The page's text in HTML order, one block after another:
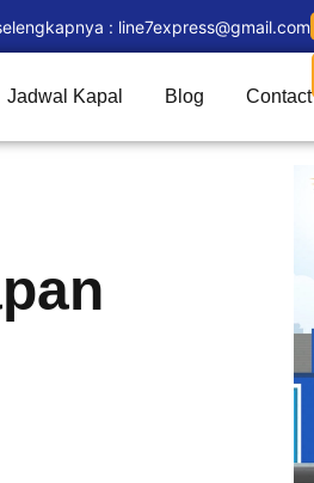
: line7express@gmail.com
Jadwal Kapal Blog Contact